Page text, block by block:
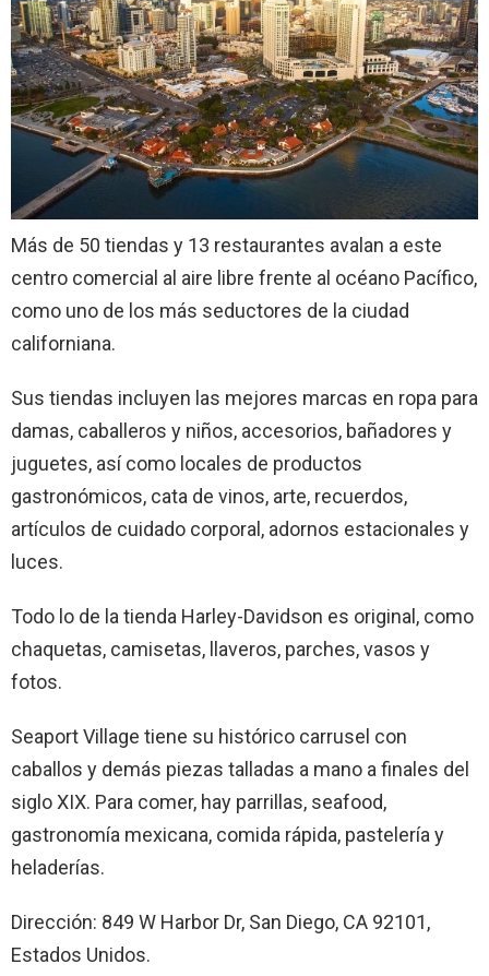
Más de 50 tiendas y 13 restaurantes avalan a este
centro comercial al aire libre frente al océano Pacífico,
como uno de los más seductores de la ciudad
californiana.
Sus tiendas incluyen las mejores marcas en ropa para
damas, caballeros y niños, accesorios, bañadores y
juguetes, así como locales de productos
gastronómicos, cata de vinos, arte, recuerdos,
artículos de cuidado corporal, adornos estacionales y
luces.
Todo lo de la tienda Harley-Davidson es original, como
chaquetas, camisetas, llaveros, parches, vasos y
fotos.
Seaport Village tiene su histórico carrusel con
caballos y demás piezas talladas a mano a finales del
siglo XIX. Para comer, hay parrillas, seafood,
gastronomía mexicana, comida rápida, pastelería y
heladerías.
Dirección: 849 W Harbor Dr, San Diego, CA 92101,
Estados Unidos.